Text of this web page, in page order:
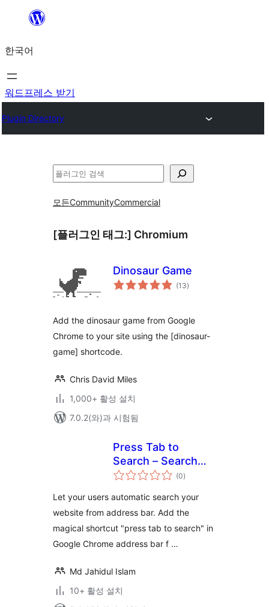
츠
로
바
가
한국어
워드프레스 받기
Plugin Directory
검
모든CommunityCommercial
[플러그인 태그:] Chromium
Dinosaur Game
(13전
체)
Add the dinosaur game from Google
Chrome to your site using the [dinosaur-
game] shortcode.
Chris David Miles
1,000+ 활성 설치
7.0.2(와)과 시험됨
Press Tab to
Search – Search
From Addressbar
(0전
체
점
)
Let your users automatic search your
website from address bar. Add the
magical shortcut "press tab to search" in
Google Chrome address bar f …
Md Jahidul Islam
10+ 활성 설치